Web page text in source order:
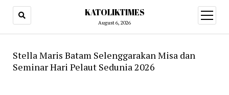
KATOLIKTIMES
August 6, 2026
open
menu
Stella Maris Batam Selenggarakan Misa dan
Seminar Hari Pelaut Sedunia 2026